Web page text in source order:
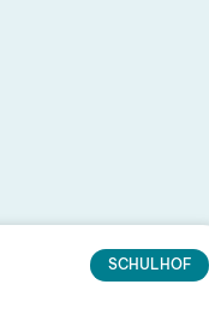
SCHULHOF